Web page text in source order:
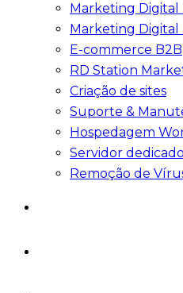
Marketing Digital
Marketing Digital
E-commerce B2B
RD Station
Criação de sites
Suporte &
Hospedagem
Servidor dedicado
Remoção de